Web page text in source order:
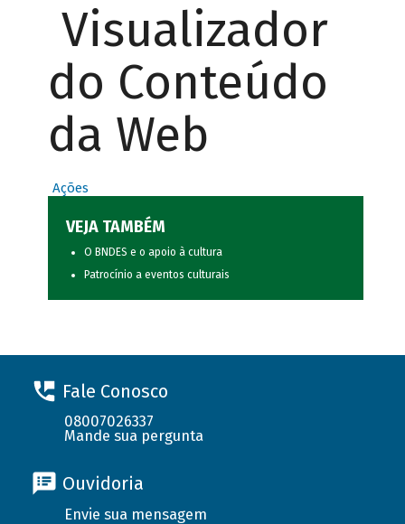
Visualizador
do Conteúdo
da Web
Ações
VEJA TAMBÉM
O BNDES e o apoio à cultura
Patrocínio a eventos culturais
Fale Conosco
08007026337
Mande sua pergunta
Ouvidoria
Envie sua mensagem